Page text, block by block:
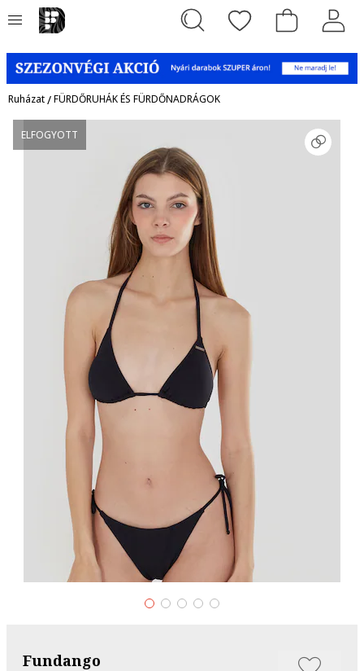
Ruházat/FÜRDŐRUHÁK ÉS FÜRDŐNADRÁGOK
ELFOGYOTT
Fundango